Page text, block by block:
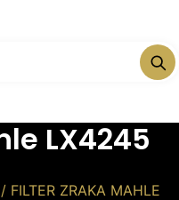
LX4245
/ FILTER ZRAKA MAHLE